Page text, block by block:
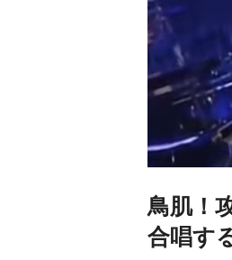
鳥肌！
合唱す